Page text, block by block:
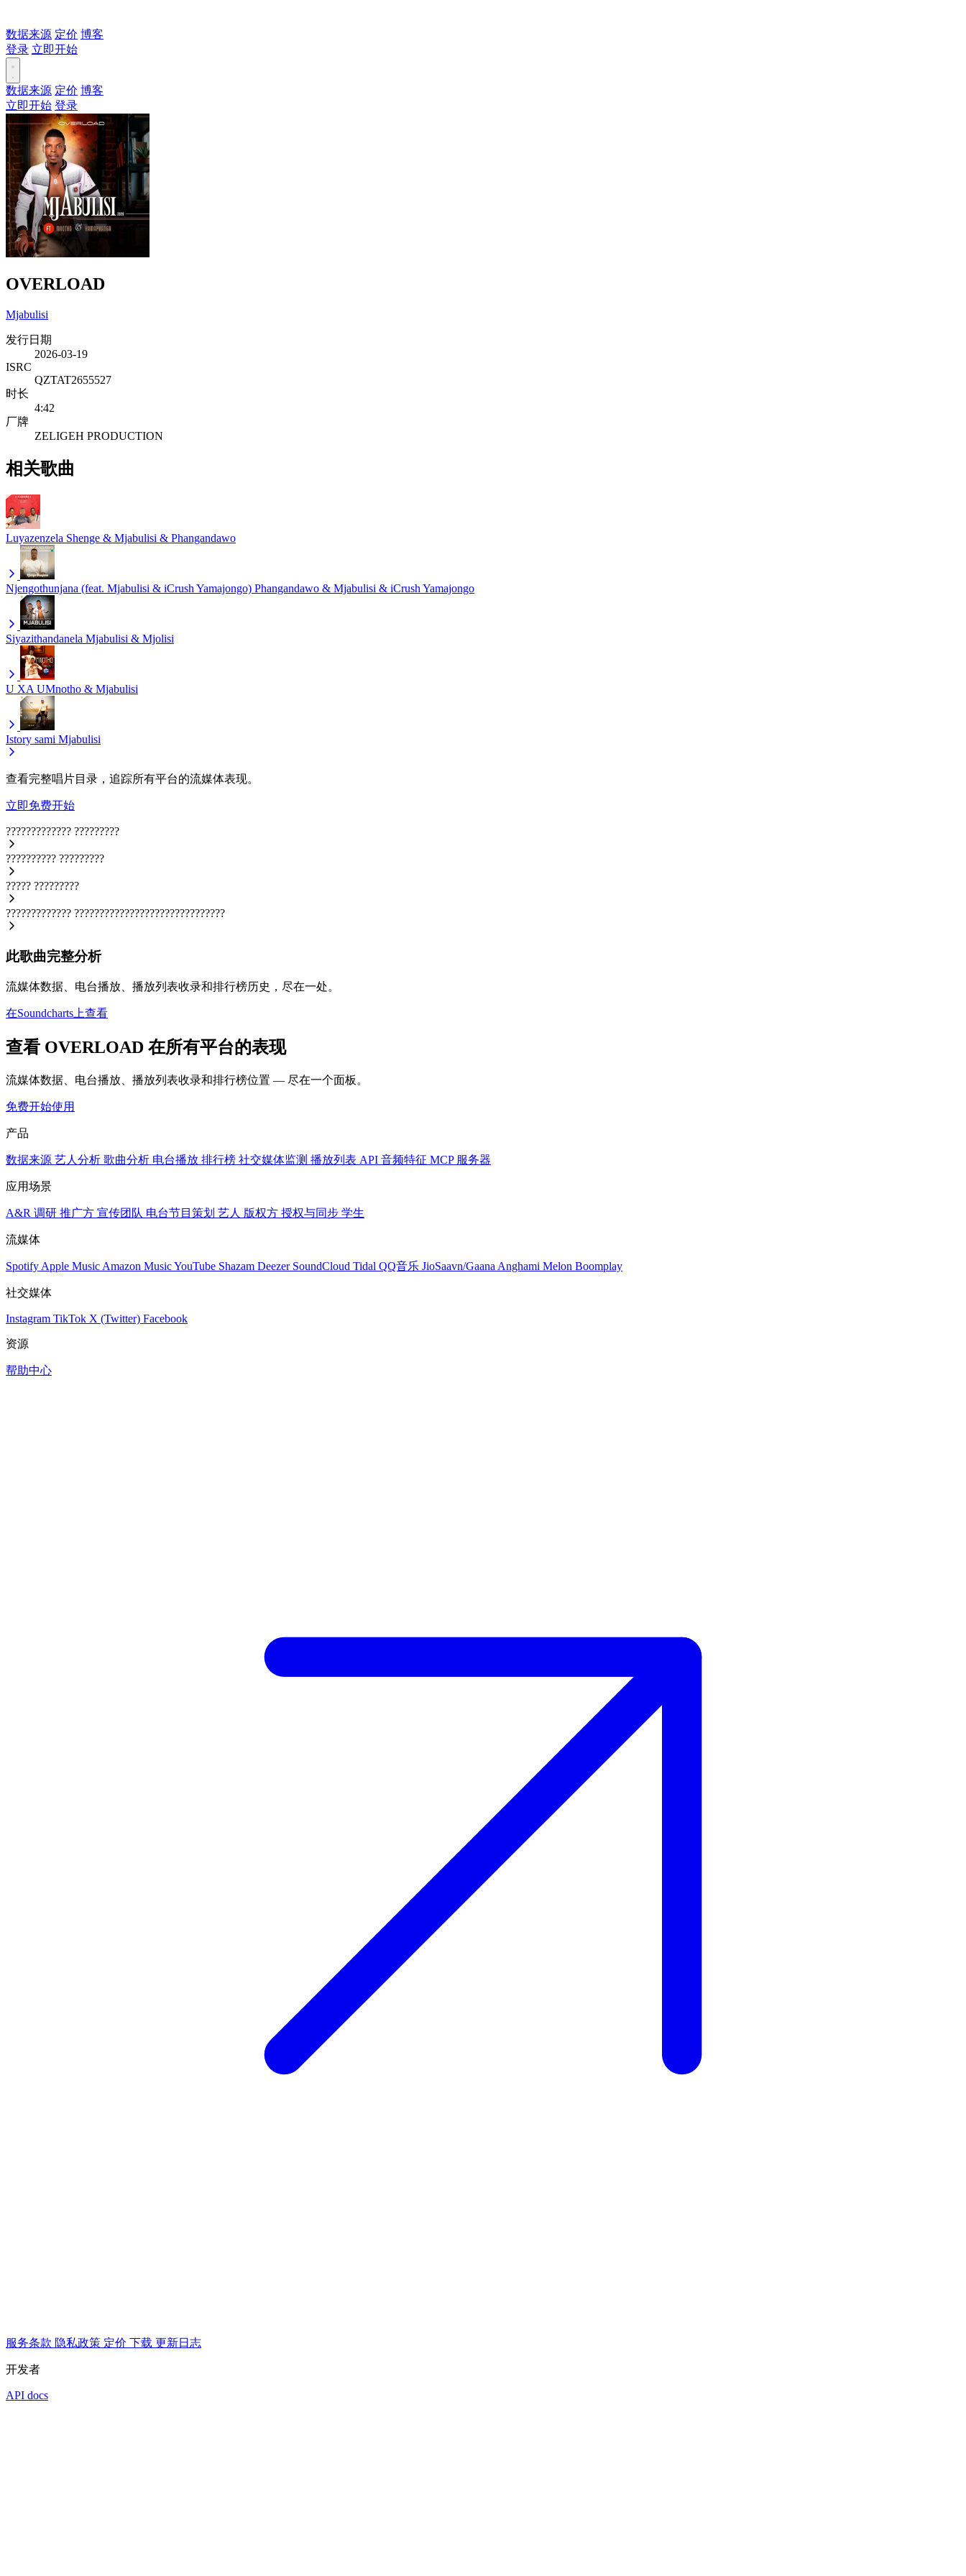
数据来源 定价 博客
登录 立即开始
数据来源 定价 博客
立即开始 登录
OVERLOAD
Mjabulisi
发行日期
2026-03-19
ISRC
QZTAT2655527
时长
4:42
厂牌
ZELIGEH PRODUCTION
相关歌曲
Luyazenzela Shenge & Mjabulisi & Phangandawo
Njengothunjana (feat. Mjabulisi & iCrush Yamajongo) Phangandawo & Mjabulisi & iCrush Yamajongo
Siyazithandanela Mjabulisi & Mjolisi
U XA UMnotho & Mjabulisi
Istory sami Mjabulisi
查看完整唱片目录，追踪所有平台的流媒体表现。
立即免费开始
????????????? ?????????
?????????? ?????????
????? ?????????
????????????? ??????????????????????????????
此歌曲完整分析
流媒体数据、电台播放、播放列表收录和排行榜历史，尽在一处。
在Soundcharts上查看
查看 OVERLOAD 在所有平台的表现
流媒体数据、电台播放、播放列表收录和排行榜位置 — 尽在一个面板。
免费开始使用
产品
数据来源 艺人分析 歌曲分析 电台播放 排行榜 社交媒体监测 播放列表 API 音频特征 MCP 服务器
应用场景
A&R 调研 推广方 宣传团队 电台节目策划 艺人 版权方 授权与同步 学生
流媒体
Spotify Apple Music Amazon MusicYouTube Shazam Deezer SoundCloud Tidal QQ音乐 JioSaavn/Gaana Anghami Melon Boomplay
社交媒体
Instagram TikTok X (Twitter) Facebook
资源
帮助中心
服务条款 隐私政策 定价 下载 更新日志
开发者
API docs